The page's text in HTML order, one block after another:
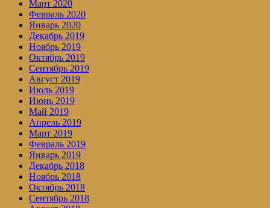
Март 2020
Февраль 2020
Январь 2020
Декабрь 2019
Ноябрь 2019
Октябрь 2019
Сентябрь 2019
Август 2019
Июль 2019
Июнь 2019
Май 2019
Апрель 2019
Март 2019
Февраль 2019
Январь 2019
Декабрь 2018
Ноябрь 2018
Октябрь 2018
Сентябрь 2018